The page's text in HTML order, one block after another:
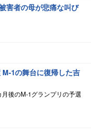
害者の母が悲痛な叫び
1の舞台に復帰した吉
後のM-1グランプリの予選